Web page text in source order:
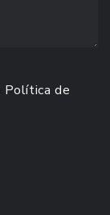
Política de